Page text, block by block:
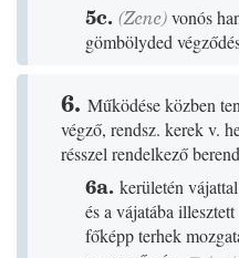
5c. (Zene)vonós
gömbölyded
6. Működése közben
végző, rendsz. kerek v.
résszel rendelkező
6a. kerületén
és a vájatába
főképp terhek